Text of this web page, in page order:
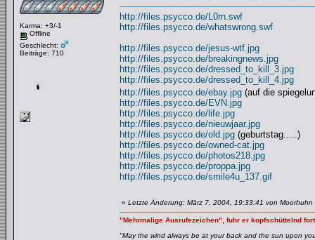
Karma: +3/-1
Offline
Geschlecht:
Beiträge: 710
http://files.psycco.de/L0rn.swf
http://files.psycco.de/whatswrong.swf
http://files.psycco.de/jesus-wtf.jpg
http://files.psycco.de/breakingnews.jpg
http://files.psycco.de/dressed_to_kill_3.jpg
http://files.psycco.de/dressed_to_kill_4.jpg
http://files.psycco.de/ebay.jpg (auf die
http://files.psycco.de/EVN.jpg
http://files.psycco.de/life.jpg
http://files.psycco.de/nieuwjaar.jpg
http://files.psycco.de/old.jpg (geburtstag.....)
http://files.psycco.de/owned-cat.jpg
http://files.psycco.de/photos218.jpg
http://files.psycco.de/proppa.jpg
http://files.psycco.de/smile4u_137.gif
« Letzte Änderung: März 7, 2004, 19:33:41 von Moorhuhn
"Mehrmalige Ausrufezeichen", fuhr er kopfschüttelnd
"May the wind always be at your back and the sun upon